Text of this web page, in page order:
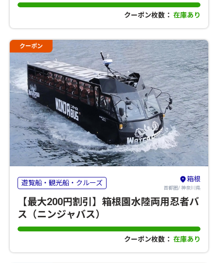
クーポン枚数： 在庫あり
クーポン
遊覧船・観光船・クルーズ 箱根
首都圏/ 神奈川県
【最大200円割引】箱根園水陸両用忍者バ
ス（ニンジャバス）
クーポン枚数： 在庫あり